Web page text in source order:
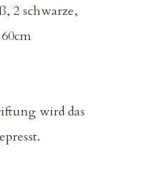
2 schwarze,
wird das